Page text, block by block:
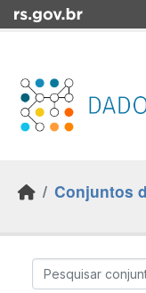
Skip to main content
Conjuntos